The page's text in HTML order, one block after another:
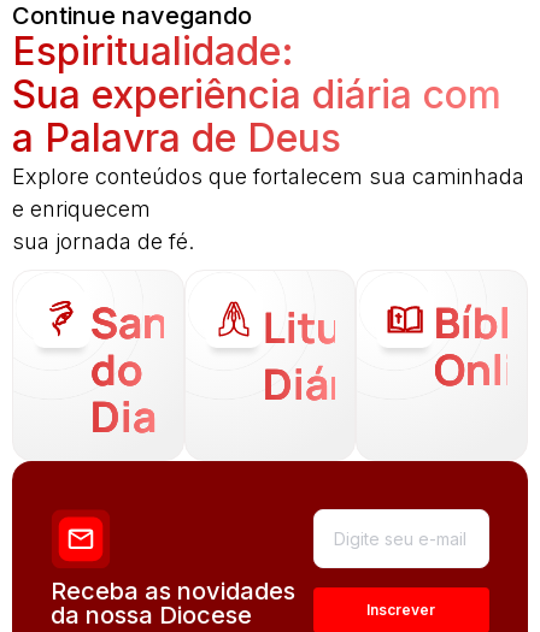
Continue navegando
Espiritualidade:
Sua experiência diária com
a Palavra de Deus
Explore conteúdos que fortalecem sua caminhada
e enriquecem
sua jornada de fé.
Santo
do
Dia
Liturgia
Diária
Receba as novidades
da nossa Diocese